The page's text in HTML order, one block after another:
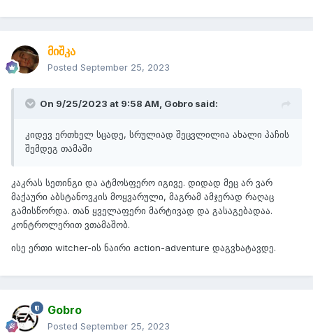
მიშკა
Posted September 25, 2023
On 9/25/2023 at 9:58 AM, Gobro said:
კიდევ ერთხელ სცადე, სრულიად შეცვლილია ახალი პაჩის
შემდეგ თამაში
კაკრას სეთინგი და ატმოსფერო იგივე. დიდად მეც არ ვარ
მაქაური აბსტანოვკის მოყვარული, მაგრამ ამჯერად რაღაც
გამისწორდა. თან ყველაფერი მარტივად და გასაგებადაა.
კონტროლერით ვთამაშობ.
ისე ერთი witcher-ის ნაირი action-adventure დაგვხატავდე.
Gobro
Posted September 25, 2023